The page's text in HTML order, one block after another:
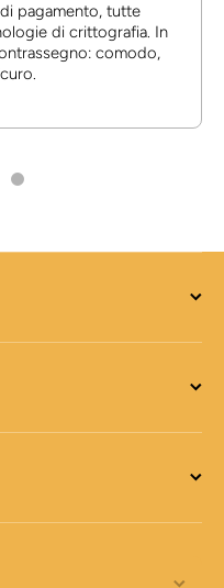
pagamento, tutte
di crittografia. In
comodo,